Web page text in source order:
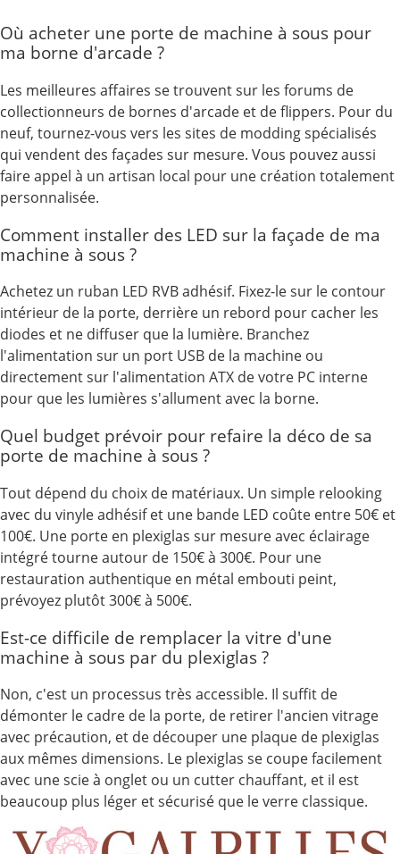
Où acheter une porte de machine à sous pour
ma borne d'arcade ?
Les meilleures affaires se trouvent sur les forums de
collectionneurs de bornes d'arcade et de flippers. Pour du
neuf, tournez-vous vers les sites de modding spécialisés
qui vendent des façades sur mesure. Vous pouvez aussi
faire appel à un artisan local pour une création totalement
personnalisée.
Comment installer des LED sur la façade de ma
machine à sous ?
Achetez un ruban LED RVB adhésif. Fixez-le sur le contour
intérieur de la porte, derrière un rebord pour cacher les
diodes et ne diffuser que la lumière. Branchez
l'alimentation sur un port USB de la machine ou
directement sur l'alimentation ATX de votre PC interne
pour que les lumières s'allument avec la borne.
Quel budget prévoir pour refaire la déco de sa
porte de machine à sous ?
Tout dépend du choix de matériaux. Un simple relooking
avec du vinyle adhésif et une bande LED coûte entre 50€ et
100€. Une porte en plexiglas sur mesure avec éclairage
intégré tourne autour de 150€ à 300€. Pour une
restauration authentique en métal embouti peint,
prévoyez plutôt 300€ à 500€.
Est-ce difficile de remplacer la vitre d'une
machine à sous par du plexiglas ?
Non, c'est un processus très accessible. Il suffit de
démonter le cadre de la porte, de retirer l'ancien vitrage
avec précaution, et de découper une plaque de plexiglas
aux mêmes dimensions. Le plexiglas se coupe facilement
avec une scie à onglet ou un cutter chauffant, et il est
beaucoup plus léger et sécurisé que le verre classique.